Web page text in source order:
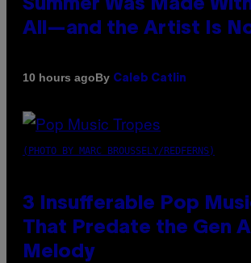
Summer Was Made
All—and the Artist Is
10 hours agoBy Caleb Catlin
(PHOTO BY MARC BROUSSELY/REDFERNS)
3 Insufferable Pop
That Predate the Gen
Melody